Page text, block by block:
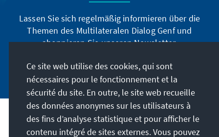
Lassen Sie sich regelmäßig informieren über die
Themen des Multilateralen Dialog Genf und
abonnieren Sie unseren Newsletter.
Jetzt abonnieren
Adresse
Ce site web utilise des cookies, qui sont
nécessaires pour le fonctionnement et la
sécurité du site. En outre, le site web recueille
des données anonymes sur les utilisateurs à
des fins d’analyse statistique et pour afficher le
contenu intégré de sites externes. Vous pouvez